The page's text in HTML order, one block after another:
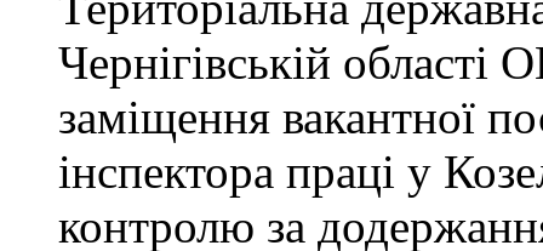
Чернігівській
заміщення вакантної
інспектора праці у
контролю за